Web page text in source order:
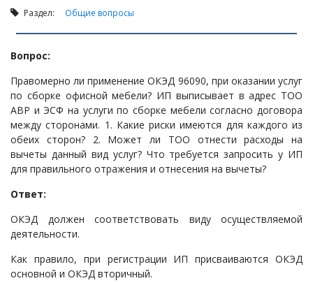
Некоммерческие организации
Лицензирование (разрешения и уведомления)
Исполнительное производство
Судопроизводство
Ответы государственных органов
Раздел: Общие вопросы
Вопрос:
Правомерно ли применение ОКЭД 96090, при оказании услуг
по сборке офисной мебели? ИП выписывает в адрес ТОО
АВР и ЭСФ на услуги по сборке мебели согласно договора
между сторонами. 1. Какие риски имеются для каждого из
обеих сторон? 2. Может ли ТОО отнести расходы на
вычеты данный вид услуг? Что требуется запросить у ИП
для правильного отражения и отнесения на вычеты?
Ответ:
ОКЭД должен соответствовать виду осуществляемой
деятельности.
Как правило, при регистрации ИП присваиваются ОКЭД
основной и ОКЭД вторичный.